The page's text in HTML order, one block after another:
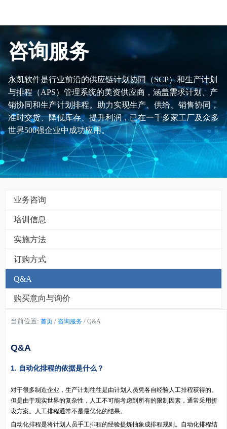
咨询服务
永凯软件是行业前沿的供应链计划协同（SCP）和生产计划
与排程（APS）管理系统的美资供应商，涵盖需求计划、产
销协同和生产计划排程。助力实现生产、供给、销售协同，
准时交货、降低库存、提升利润，已在一千多家工厂及众多
世界500强企业中成功应用。
业务咨询
培训信息
实施方法
订购方式
Q&A
购买意向与询价
当前位置: 首页 / 咨询服务 / Q&A
Q&A
1. 自动化排程的依据是什么？
对于很多制造企业，生产计划往往是由计划人员凭各自经验人工排程获得的。
但是由于现实世界的复杂性，人工不可能考虑到所有的限制因素，通常采用折
衷方案。人工排程通常不是最优化的结果。
自动化排程是将计划人员手工排程的经验提炼抽象成排程规则。自动化排程结